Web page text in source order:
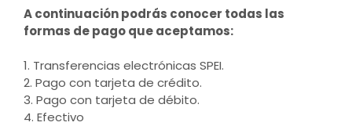
A continuación podrás conocer todas las
formas de pago que aceptamos:
1. Transferencias electrónicas SPEI.
2. Pago con tarjeta de crédito.
3. Pago con tarjeta de débito.
4. Efectivo